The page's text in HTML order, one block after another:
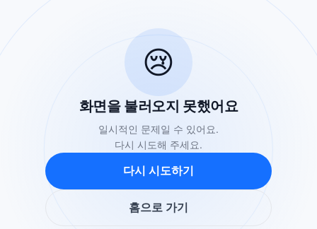
😢
화면을 불러오지 못했어요
일시적인 문제일 수 있어요.
다시 시도해 주세요.
다시 시도하기
홈으로 가기